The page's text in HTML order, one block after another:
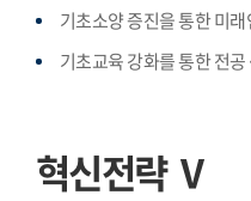
기초소양 증진을 통한 미
기초교육 강화를 통한 전
혁신전략 Ⅴ